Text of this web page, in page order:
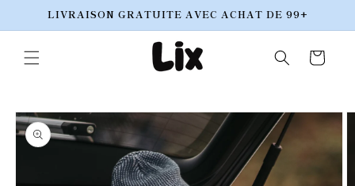
passer
au
LIVRAISON GRATUITE AVEC ACHAT DE 99+
Panier
Passer aux
informations
produits